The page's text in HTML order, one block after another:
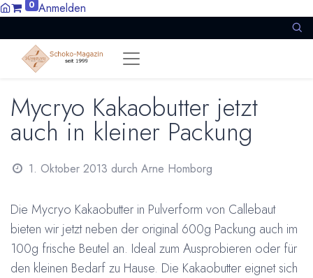
0 Anmelden
Mycryo Kakaobutter jetzt
auch in kleiner Packung
1. Oktober 2013 durch Arne Homborg
Die Mycryo Kakaobutter in Pulverform von Callebaut
bieten wir jetzt neben der original 600g Packung auch im
100g frische Beutel an. Ideal zum Ausprobieren oder für
den kleinen Bedarf zu Hause. Die Kakaobutter eignet sich